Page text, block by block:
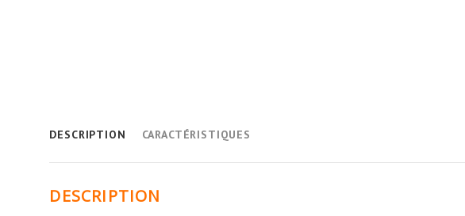
DESCRIPTION CARACTÉRISTIQUES
DESCRIPTION